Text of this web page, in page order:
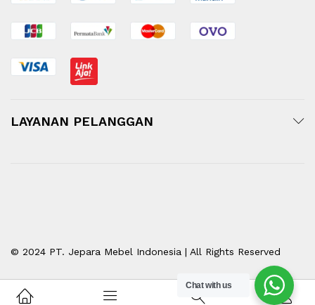
LAYANAN PELANGGAN
© 2024 PT. Jepara Mebel Indonesia | All Rights Reserved
Chat with us